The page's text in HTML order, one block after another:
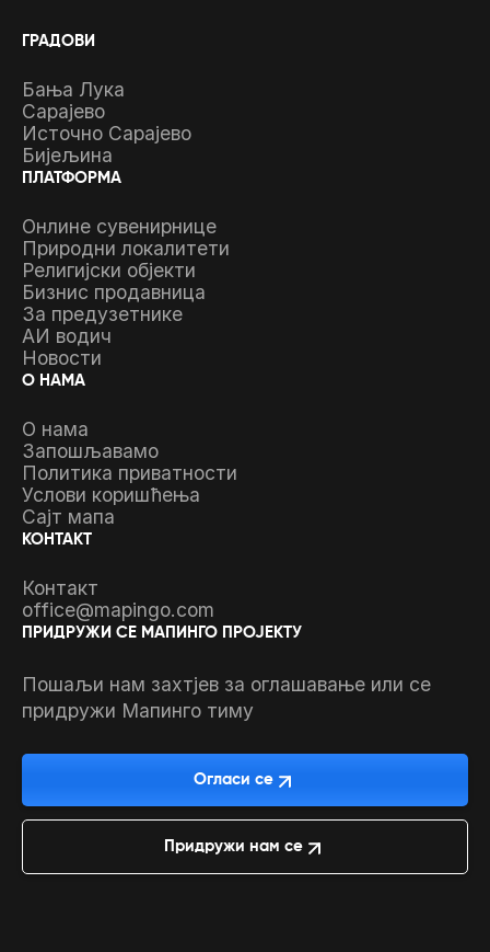
ГРАДОВИ
Бања Лука
Сарајево
Источно Сарајево
Бијељина
ПЛАТФОРМА
Онлине сувенирнице
Природни локалитети
Религијски објекти
Бизнис продавница
За предузетнике
АИ водич
Новости
О НАМА
О нама
Запошљавамо
Политика приватности
Услови коришћења
Сајт мапа
КОНТАКТ
Контакт
office@mapingo.com
ПРИДРУЖИ СЕ МАПИНГО ПРОЈЕКТУ
Пошаљи нам захтјев за оглашавање или се
придружи Мапинго тиму
Огласи се
Придружи нам се